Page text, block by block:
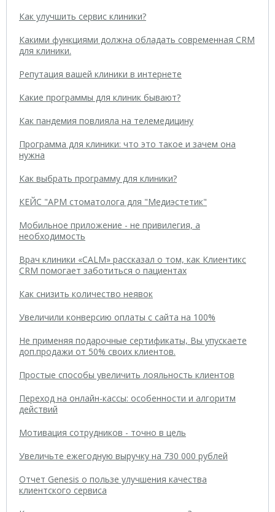
Как улучшить сервис клиники?
Какими функциями должна обладать современная CRM
для клиники.
Репутация вашей клиники в интернете
Какие программы для клиник бывают?
Как пандемия повлияла на телемедицину
Программа для клиники: что это такое и зачем она
нужна
Как выбрать программу для клиники?
КЕЙС "АРМ стоматолога для "Медиэстетик"
Мобильное приложение - не привилегия, а
необходимость
Врач клиники «CALM» рассказал о том, как Клиентикс
CRM помогает заботиться о пациентах
Как снизить количество неявок
Увеличили конверсию оплаты с сайта на 100%
Не применяя подарочные сертификаты, Вы упускаете
доп.продажи от 50% своих клиентов.
Простые способы увеличить лояльность клиентов
Переход на онлайн-кассы: особенности и алгоритм
действий
Мотивация сотрудников - точно в цель
Увеличьте ежегодную выручку на 730 000 рублей
Отчет Genesis о пользе улучшения качества
клиентского сервиса